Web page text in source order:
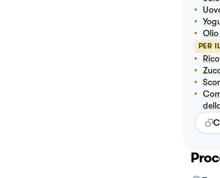
PER
Composta mango e pesca & Composta lampone e gelso Le Conserve